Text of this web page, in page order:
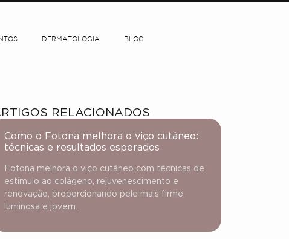
DERMATOLOGIA BLOG
RELACIONADOS
Como o Fotona melhora o viço cutâneo:
técnicas e resultados esperados
Fotona melhora o viço cutâneo com técnicas de
estímulo ao colágeno, rejuvenescimento e
renovação, proporcionando pele mais firme,
luminosa e jovem.